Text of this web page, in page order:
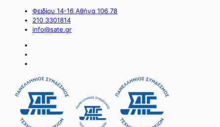
Φειδίου 14-16 Αθήνα 106 78
210 3301814
info@sate.gr